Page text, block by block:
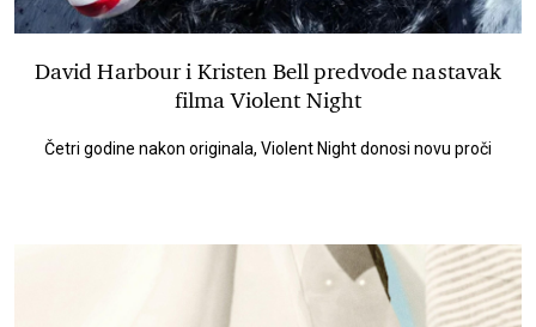
David Harbour i Kristen Bell predvode nastavak
filma Violent Night
Četri godine nakon originala, Violent Night donosi novu proči